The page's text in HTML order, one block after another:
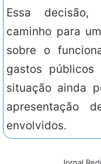
Essa decisão,
caminho para
sobre o
gastos
situação ainda
apresentação
envolvidos.
Jornal